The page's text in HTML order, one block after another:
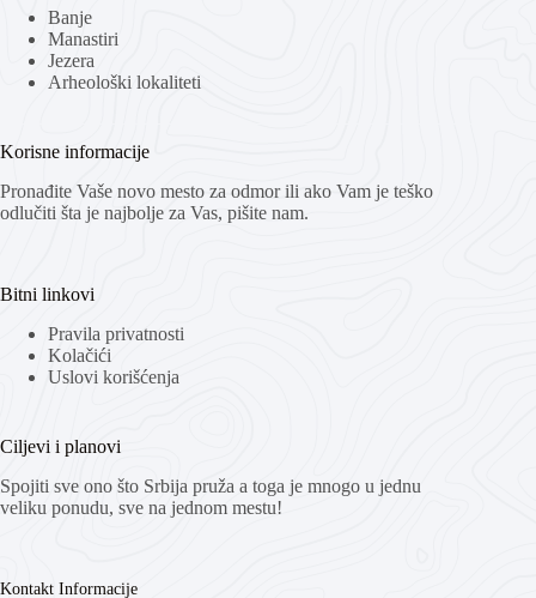
Banje
Manastiri
Jezera
Arheološki lokaliteti
Korisne informacije
Pronađite Vaše novo mesto za odmor ili ako Vam je teško
odlučiti šta je najbolje za Vas, pišite nam.
Bitni linkovi
Pravila privatnosti
Kolačići
Uslovi korišćenja
Ciljevi i planovi
Spojiti sve ono što Srbija pruža a toga je mnogo u jednu
veliku ponudu, sve na jednom mestu!
Kontakt Informacije